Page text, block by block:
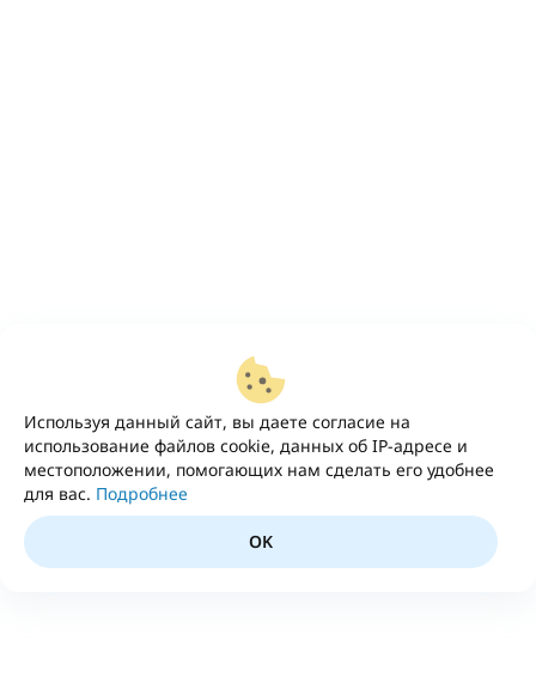
Используя данный сайт, вы даете согласие на
использование файлов cookie, данных об IP-адресе и
местоположении, помогающих нам сделать его удобнее
для вас. Подробнее
OK